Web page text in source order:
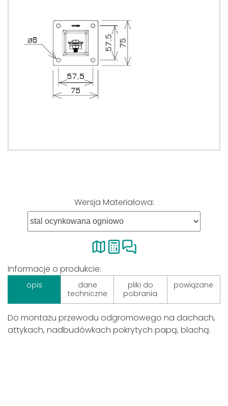
Wersja Materiałowa:
Informacje o produkcie:
opis
dane
techniczne
pliki do
pobrania
powiązane
Do montażu przewodu odgromowego na dachach,
attykach, nadbudówkach pokrytych papą, blachą.